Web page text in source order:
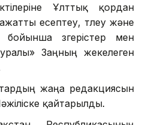
Ұлттық қордан
есептеу, төлеу және
бойынша өзгерістер мен
Заңның жекелеген
жаңа редакциясын
қайтарылды.